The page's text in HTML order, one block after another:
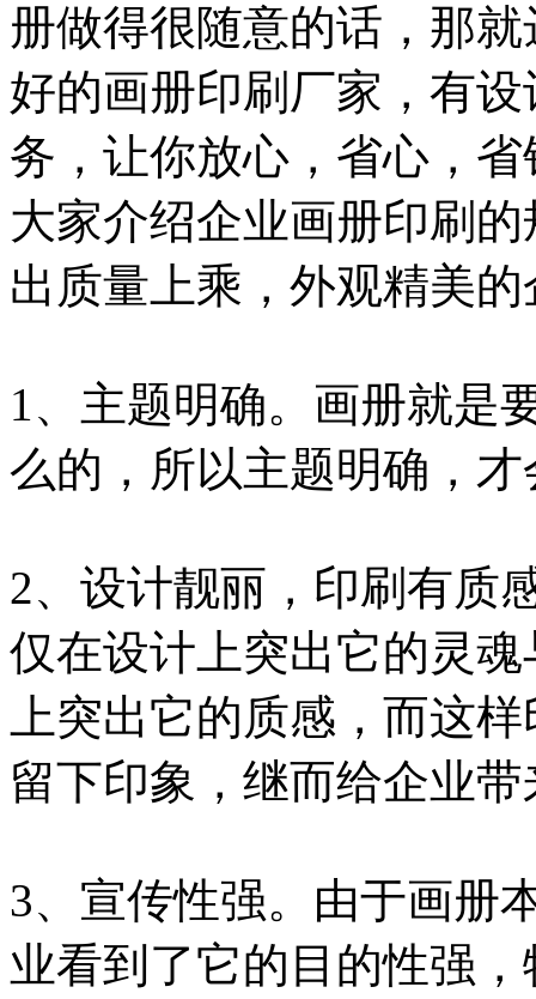
册做得很随意的话，那
好的画册印刷厂家，有
务，让你放心，省心，
大家介绍企业画册印刷
出质量上乘，外观精美
1、主题明确。画册就是
么的，所以主题明确，
2、设计靓丽，印刷有质
仅在设计上突出它的灵
上突出它的质感，而这
留下印象，继而给企业
3、宣传性强。由于画册
业看到了它的目的性强